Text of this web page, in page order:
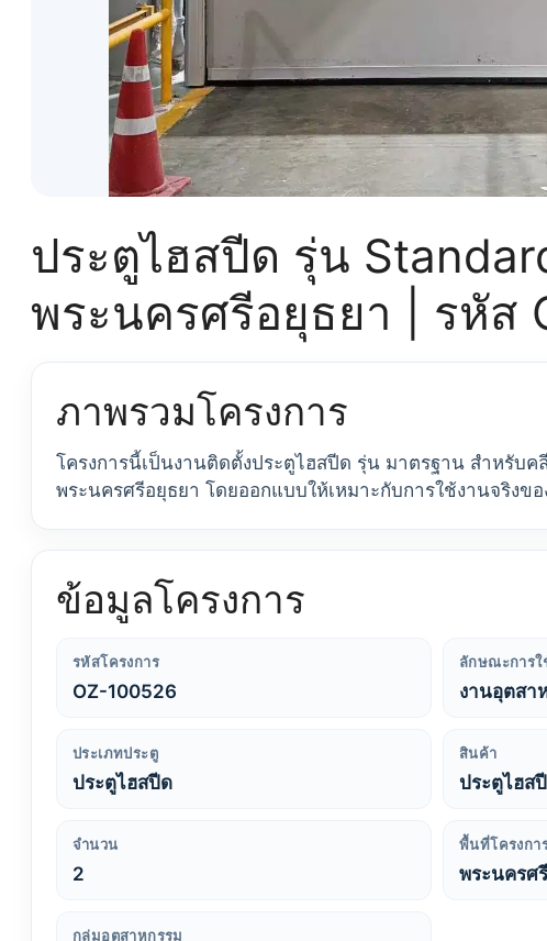
ประตูไฮสปีด รุ่น
พระนครศรีอยุธยา | รหัส
ภาพรวมโครงการ
โครงการนี้เป็นงานติดตั้งประตูไฮสปีด รุ่น มาตรฐาน สำหรับค
พระนครศรีอยุธยา โดยออกแบบให้เหมาะกับการใช้งานจริงข
ข้อมูลโครงการ
รหัสโครงการ
OZ-100526
ลักษณะการใ
งานอุตสา
ประเภทประตู
ประตูไฮสปีด
สินค้า
ประตูไฮส
จำนวน
2
พื้นที่โครงกา
พระนครศ
กลุ่มอุตสาหกรรม